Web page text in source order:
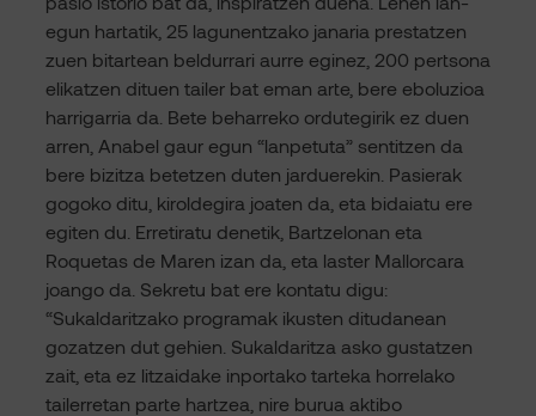
egun hartatik, 25 lagunentzako janaria prestatzen
zuen bitartean beldurrari aurre eginez, 200 pertsona
elikatzen dituen tailer bat eman arte, bere eboluzioa
harrigarria da. Bete beharreko ordutegirik ez duen
arren, Anabel gaur egun “lanpetuta” sentitzen da
bere bizitza betetzen duten jarduerekin. Pasierak
gogoko ditu, kiroldegira joaten da, eta bidaiatu ere
egiten du. Erretiratu denetik, Bartzelonan eta
Roquetas de Maren izan da, eta laster Mallorcara
joango da. Sekretu bat ere kontatu digu:
“Sukaldaritzako programak ikusten ditudanean
gozatzen dut gehien. Sukaldaritza asko gustatzen
zait, eta ez litzaidake inportako tarteka horrelako
tailerretan parte hartzea, nire burua aktibo